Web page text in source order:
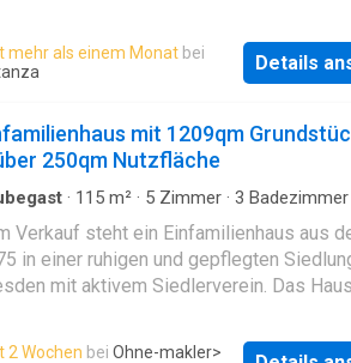
modernen Wohnkomfort auf einer
von 410 m² (pro
Ihnen die Möglichkeit, Ihre
einfließen zu lassen. Unsere
stehen für effiziente
Flächen bei gleichzeitig
Die Möglichkeit, mit mehreren
unter einem Dach zu leben, wird
Entwürfe ebenfalls ideal umgesetzt.
die Umwelt schont, sondern Ihnen auch
mehr als einem Monat bei
Details
mit 1209qm
250qm Nutzfläche
· 115 m² · 5 Zimmer · 3 Badezimmer
Verkauf steht ein Einfamilienhaus aus
in einer ruhigen und gepflegten
mit aktivem Siedlerverein. Das
ausgebauten Keller mit weiteren
2 Wochen bei Ohne-makler>